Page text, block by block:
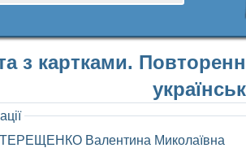
з картками.
ТЕРЕЩЕНКО Валентина Миколаївна